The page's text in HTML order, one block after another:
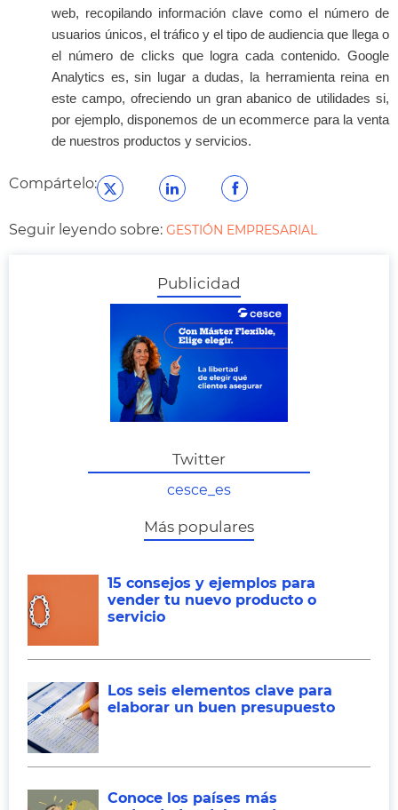
web, recopilando información clave como el número de
usuarios únicos, el tráfico y el tipo de audiencia que llega o
el número de clicks que logra cada contenido. Google
Analytics es, sin lugar a dudas, la herramienta reina en
este campo, ofreciendo un gran abanico de utilidades si,
por ejemplo, disponemos de un ecommerce para la venta
de nuestros productos y servicios.
Compártelo:
Seguir leyendo sobre: GESTIÓN EMPRESARIAL
Publicidad
Twitter
cesce_es
Más populares
15 consejos y ejemplos para
vender tu nuevo producto o
servicio
Los seis elementos clave para
elaborar un buen presupuesto
Conoce los países más